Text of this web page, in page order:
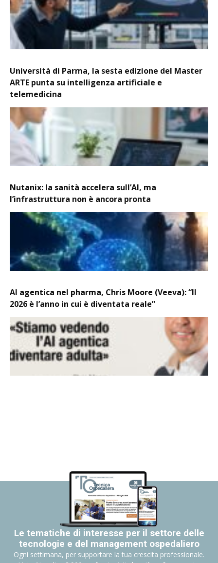
Università di Parma, la sesta edizione del Master
ARTE punta su intelligenza artificiale e
telemedicina
Nutanix: la sanità accelera sull’AI, ma
l’infrastruttura non è ancora pronta
AI agentica nel pharma, Chris Moore (Veeva): “Il
2026 è l’anno in cui è diventata reale”
Le tematiche di interesse per il settore delle
tecnologie e del management ospedaliero
Ogni settimana, per supportare la tua crescita professionale.